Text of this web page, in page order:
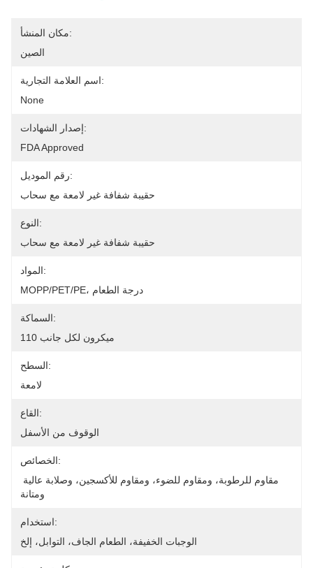
مكان المنشأ:
الصين
اسم العلامة التجارية:
None
إصدار الشهادات:
FDA Approved
رقم الموديل:
حقيبة شفافة غير لامعة مع سحاب
النوع:
حقيبة شفافة غير لامعة مع سحاب
المواد:
MOPP/PET/PE، درجة الطعام
السماكة:
110 ميكرون لكل جانب
السطح:
لامعة
القاع:
الوقوف من الأسفل
الخصائص:
ومتانة
استخدام:
الوجبات الخفيفة، الطعام الجاف، التوابل، إلخ